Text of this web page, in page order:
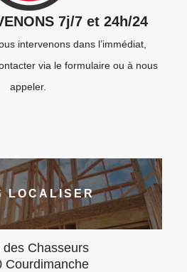
7j/7 et 24h/24
intervenons dans l’immédiat,
via le formulaire ou à nous
appeler.
LOCALISER
des Chasseurs
Courdimanche